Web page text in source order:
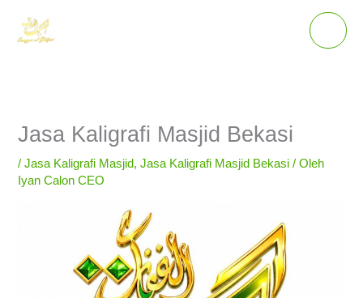
konten
Jasa Kaligrafi Masjid Bekasi
/Jasa Kaligrafi Masjid,Jasa Kaligrafi Masjid Bekasi / Oleh
Iyan Calon CEO